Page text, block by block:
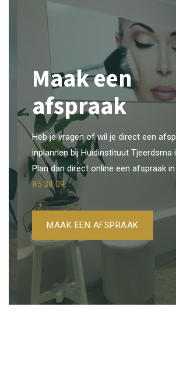
Maak een
afspraak
Heb je vragen of wil je direct een
inplannen bij Huidinstituut Tjeerdsma
Plan dan direct online een afspraak
85 38 09.
MAAK EEN AFSPRAAK